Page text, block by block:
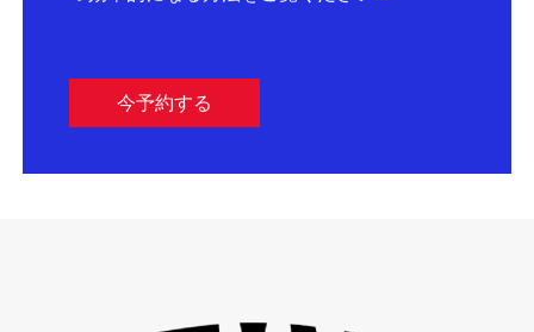
今予約する